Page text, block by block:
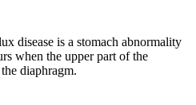
disease is a stomach abnormality
when the upper part of the
diaphragm.